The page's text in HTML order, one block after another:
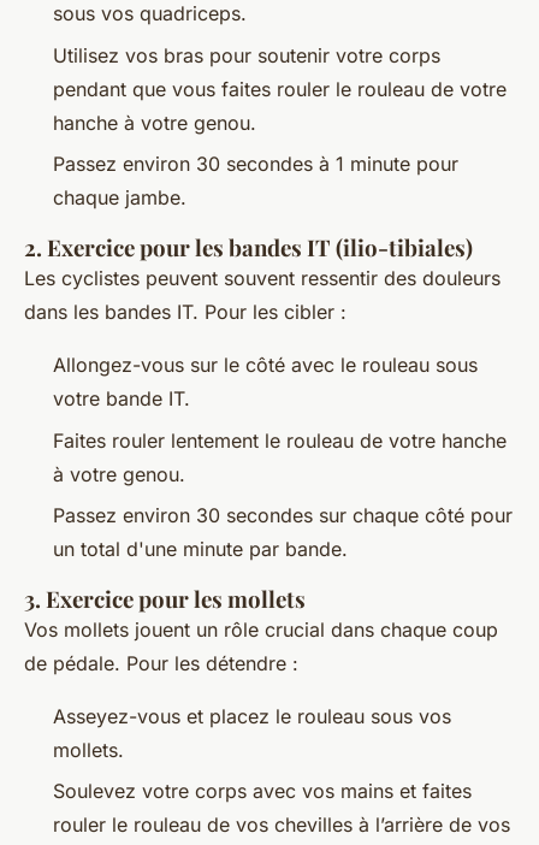
sous vos quadriceps.
Utilisez vos bras pour soutenir votre corps
pendant que vous faites rouler le rouleau de votre
hanche à votre genou.
Passez environ 30 secondes à 1 minute pour
chaque jambe.
2. Exercice pour les bandes IT (ilio-tibiales)
Les cyclistes peuvent souvent ressentir des douleurs
dans les bandes IT. Pour les cibler :
Allongez-vous sur le côté avec le rouleau sous
votre bande IT.
Faites rouler lentement le rouleau de votre hanche
à votre genou.
Passez environ 30 secondes sur chaque côté pour
un total d'une minute par bande.
3. Exercice pour les mollets
Vos mollets jouent un rôle crucial dans chaque coup
de pédale. Pour les détendre :
Asseyez-vous et placez le rouleau sous vos
mollets.
Soulevez votre corps avec vos mains et faites
rouler le rouleau de vos chevilles à l’arrière de vos